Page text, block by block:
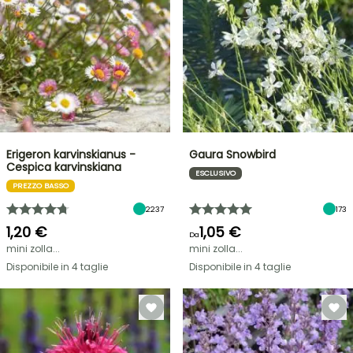
Erigeron karvinskianus -
Cespica karvinskiana
PREZZO BASSO
2237
1,20 €
mini zolla...
Disponibile in 4 taglie
Gaura Snowbird
ESCLUSIVO
173
Da1,05 €
mini zolla...
Disponibile in 4 taglie